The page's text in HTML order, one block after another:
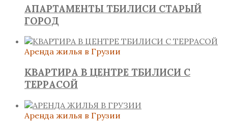
АПАРТАМЕНТЫ ТБИЛИСИ СТАРЫЙ
ГОРОД
Аренда жилья в Грузии
КВАРТИРА В ЦЕНТРЕ ТБИЛИСИ С
ТЕРРАСОЙ
Аренда жилья в Грузии